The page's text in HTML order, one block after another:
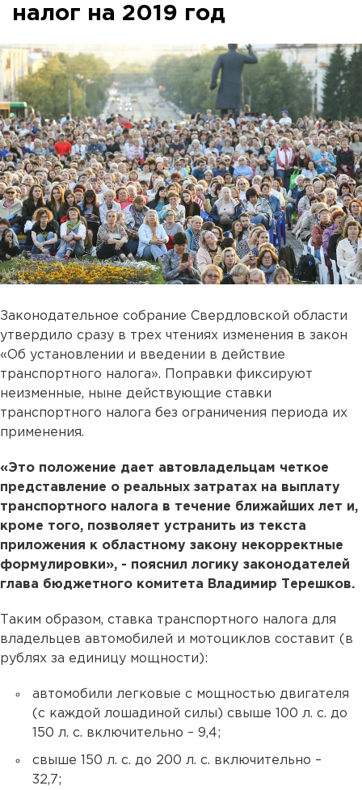
налог на 2019 год
Законодательное собрание Свердловской области
утвердило сразу в трех чтениях изменения в закон
«Об установлении и введении в действие
транспортного налога». Поправки фиксируют
неизменные, ныне действующие ставки
транспортного налога без ограничения периода их
применения.
«Это положение дает автовладельцам четкое
представление о реальных затратах на выплату
транспортного налога в течение ближайших лет и,
кроме того, позволяет устранить из текста
приложения к областному закону некорректные
формулировки», - пояснил логику законодателей
глава бюджетного комитета Владимир Терешков.
Таким образом, ставка транспортного налога для
владельцев автомобилей и мотоциклов составит (в
рублях за единицу мощности):
автомобили легковые с мощностью двигателя
(с каждой лошадиной силы) свыше 100 л. с. до
150 л. с. включительно – 9,4;
свыше 150 л. с. до 200 л. с. включительно –
32,7;